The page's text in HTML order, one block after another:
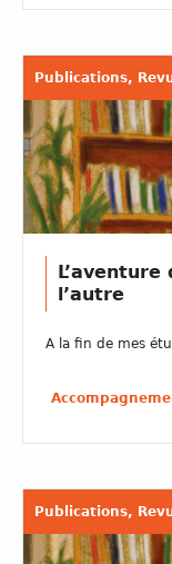
Publications,
l’autre
A la fin de mes
Publications,